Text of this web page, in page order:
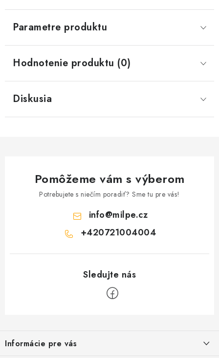
Parametre produktu
Hodnotenie produktu (0)
Diskusia
Pomôžeme vám s výberom
Potrebujete s niečím poradiť? Sme tu pre vás!
info@milpe.cz
+420721004004
pInformácie pre vás